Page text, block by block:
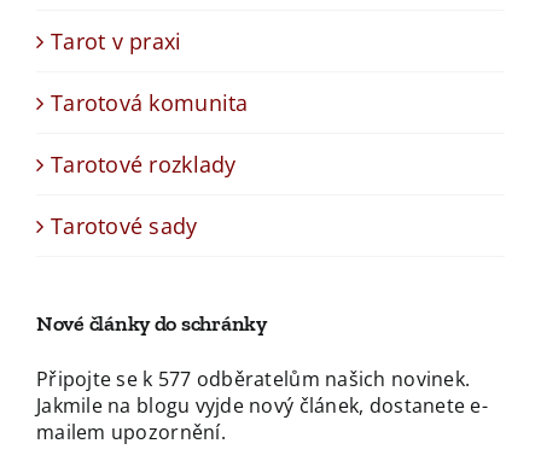
Tarot v praxi
Tarotová komunita
Tarotové rozklady
Tarotové sady
Nové články do schránky
Připojte se k 577 odběratelům našich novinek.
Jakmile na blogu vyjde nový článek, dostanete e-
mailem upozornění.